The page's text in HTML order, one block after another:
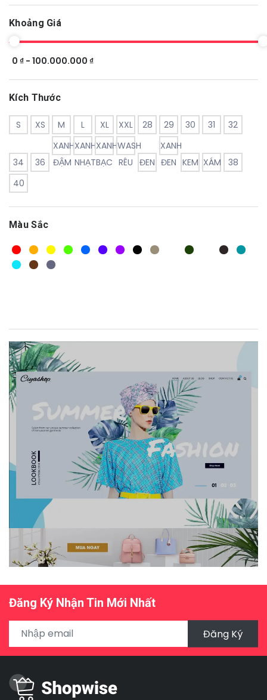
Khoảng Giá
0 ₫ - 100.000.000 ₫
Kích Thước
S XS M L XL XXL 28 29 30 31 32
34 36
XANH
ĐẬM
XANH
NHẠT
XANH
BẠC
WASH
RÊU ĐEN
XANH
ĐEN KEM XÁM
38
40
Màu Sắc
Đăng Ký Nhận Tin Mới Nhất
Đăng Ký